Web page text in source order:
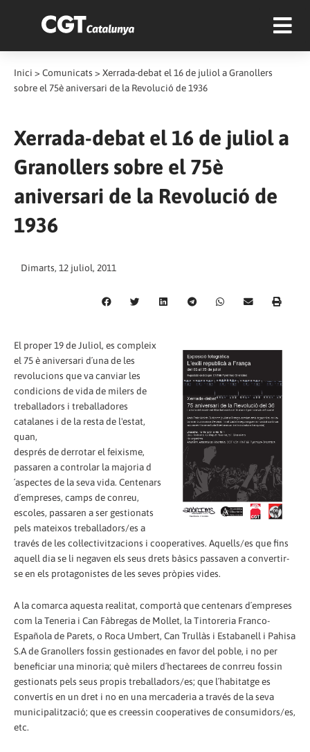
Inici > Comunicats > Xerrada-debat el 16 de juliol a Granollers
sobre el 75è aniversari de la Revolució de 1936
Xerrada-debat el 16 de juliol a
Granollers sobre el 75è
aniversari de la Revolució de
1936
Dimarts, 12 juliol, 2011
El proper 19 de Juliol, es compleix
el 75 è aniversari d´una de les
revolucions que va canviar les
condicions de vida de milers de
treballadors i treballadores
catalanes i de la resta de l'estat,
quan,
després de derrotar el feixisme,
passaren a controlar la majoria d
´aspectes de la seva vida. Centenars
d´empreses, camps de conreu,
escoles, passaren a ser gestionats
pels mateixos treballadors/es a
través de les col·lectivitzacions i cooperatives. Aquells/es que fins
aquell dia se li negaven els seus drets bàsics passaven a convertir-
se en els protagonistes de les seves pròpies vides.
A la comarca aquesta realitat, comportà que centenars d´empreses
com la Teneria i Can Fàbregas de Mollet, la Tintoreria Franco-
Española de Parets, o Roca Umbert, Can Trullàs i Estabanell i Pahisa
S.A de Granollers fossin gestionades en favor del poble, i no per
beneficiar una minoria; què milers d´hectarees de conrreu fossin
gestionats pels seus propis treballadors/es; que l´habitatge es
convertís en un dret i no en una mercaderia a través de la seva
municipalització; que es creessin cooperatives de consumidors/es,
etc.